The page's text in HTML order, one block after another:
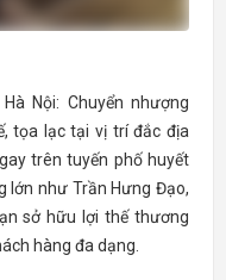
Nội: Chuyển nhượng
tọa lạc tại vị trí đắc địa
trên tuyến phố huyết
lớn như Trần Hưng Đạo,
sở hữu lợi thế thương
hàng đa dạng.